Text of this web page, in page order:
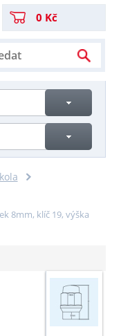
0 Kč
8mm, klíč 19, výška